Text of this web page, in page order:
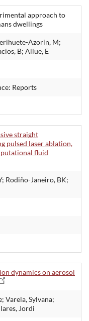
approach to
dwellings
Azorin, M;
B; Allue, E
Reports
straight
pulsed laser ablation,
fluid
Rodiño-Janeiro, BK;
dynamics on aerosol
Varela, Sylvana;
Jordi